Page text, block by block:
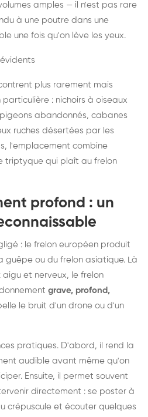
amples — il n'est pas rare
à une poutre dans une
une fois qu'on lève les yeux.
plus rarement mais
: nichoirs à oiseaux
abandonnés, cabanes
ruches désertées par les
l'emplacement combine
triptyque qui plaît au frelon
profond : un
: le frelon européen produit
guêpe ou du frelon asiatique. Là
et nerveux, le frelon
grave, profond,
le bruit d'un drone ou d'un
pratiques. D'abord, il rend la
audible avant même qu'on
Ensuite, il permet souvent
directement : se poster à
crépuscule et écouter quelques